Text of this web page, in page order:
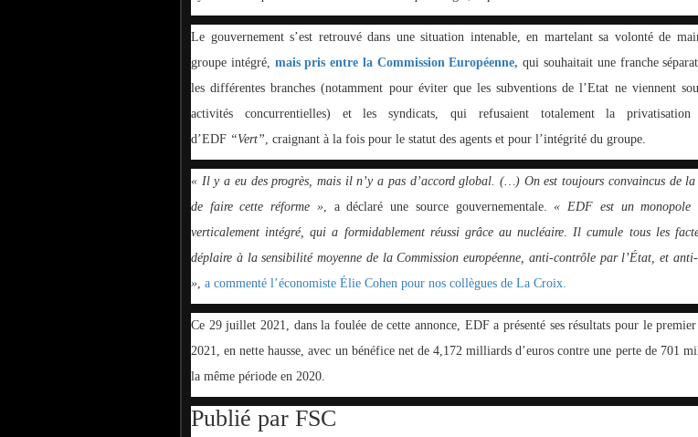
Le gouvernement s’est retrouvé dans une situation intenable, en martelant sa volonté de
groupe intégré, mais pris entre la Commission Européenne, qui souhaitait une franche
les différentes branches (notamment pour éviter que les subventions de l’Etat ne viennent
activités concurrentielles) et les syndicats, qui refusaient totalement la privatisation
d’EDF “Vert” , craignant à la fois pour le statut des agents et pour l’intégrité du groupe.
« Il y a eu des progrès, mais il n’y a pas d’accord global. (…) On est toujours convaincus de la
de faire cette réforme », a déclaré une source gouvernementale.
« EDF est un monopole
verticalement intégré, qui a formidablement réussi grâce au nucléaire
Il cumule tous les
déplaire à la sensibilité moyenne de la Commission européenne, anti-contrôle par l’État, et
» a commenté l’économiste Élie Cohen pour nos collègues de La Croix.
Ce 29 juillet 2021, dans la foulée de cette annonce, EDF a présenté ses résultats pour le premier
2021, en nette hausse, avec un bénéfice net de 4,172 milliards d’euros contre une perte de 701
la même période en 2020.
Publié par FSC